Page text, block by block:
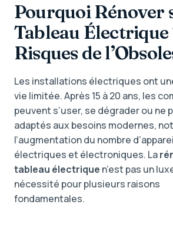
Pourquoi Rénover
Tableau Électrique
Risques de
Les installations électriques ont
vie limitée. Après 15 à 20 ans, les
peuvent s’user, se dégrader ou ne
adaptés aux besoins modernes,
l’augmentation du nombre
électriques et électroniques. La
tableau électrique n’est pas un
nécessité pour plusieurs raisons
fondamentales.